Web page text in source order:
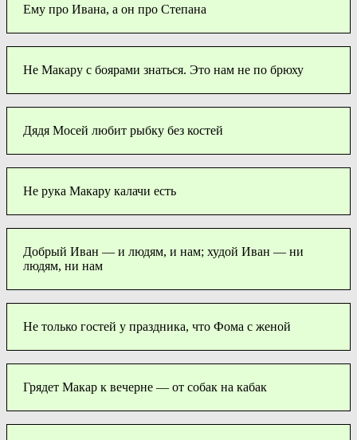
Ему про Ивана, а он про Степана
Не Макару с боярами знаться. Это нам не по брюху
Дядя Мосей любит рыбку без костей
Не рука Макару калачи есть
Добрый Иван — и людям, и нам; худой Иван — ни
людям, ни нам
Не только гостей у праздника, что Фома с женой
Грядет Макар к вечерне — от собак на кабак